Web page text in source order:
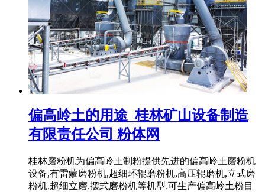
偏高岭土的用途_桂林矿山设备制造
有限责任公司 粉体网
桂林磨粉机为偏高岭土制粉提供先进的偏高岭土磨粉机
设备,有雷蒙磨粉机,超细环辊磨粉机,高压辊磨机,立式磨
粉机,超细立磨,摆式磨粉机等机型,可生产偏高岭土粉目